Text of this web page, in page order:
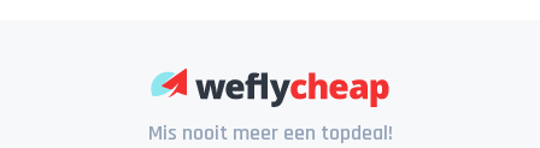
Mis nooit meer een topdeal!